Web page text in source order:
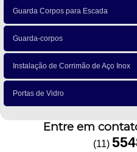
Guarda Corpos para Escada
Guarda-corpos
Instalação de Corrimão de Aço Inox
Portas de Vidro
Entre em
(11)